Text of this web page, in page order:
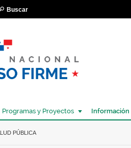
Buscar
Programas y Proyectos Información
AQUÍ
PÚBLICA